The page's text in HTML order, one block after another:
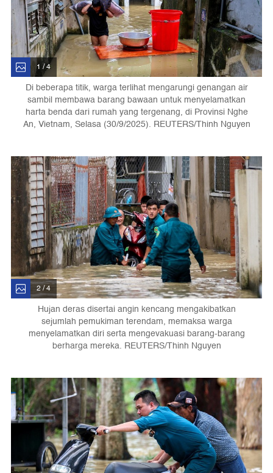
1 / 4
Di beberapa titik, warga terlihat mengarungi genangan air
sambil membawa barang bawaan untuk menyelamatkan
harta benda dari rumah yang tergenang, di Provinsi Nghe
An, Vietnam, Selasa (30/9/2025). REUTERS/Thinh Nguyen
2 / 4
Hujan deras disertai angin kencang mengakibatkan
sejumlah pemukiman terendam, memaksa warga
menyelamatkan diri serta mengevakuasi barang-barang
berharga mereka. REUTERS/Thinh Nguyen